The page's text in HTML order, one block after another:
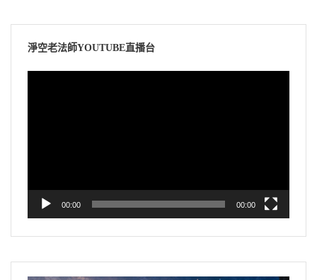
淨空老法師YOUTUBE直播台
00:00 00:00